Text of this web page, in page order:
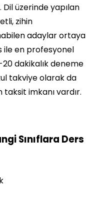
üzerinde yapılan
zihin
adaylar ortaya
ile en profesyonel
dakikalık deneme
takviye olarak da
imkanı vardır.
Sınıflara Ders